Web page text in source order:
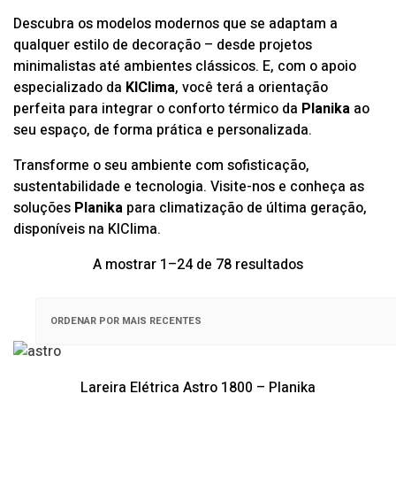
Assistência
Pós-venda
Descubra os modelos modernos que se adaptam a
qualquer estilo de decoração – desde projetos
minimalistas até ambientes clássicos. E, com o apoio
especializado da KlClima, você terá a orientação
perfeita para integrar o conforto térmico da Planika ao
seu espaço, de forma prática e personalizada.
Transforme o seu ambiente com sofisticação,
sustentabilidade e tecnologia. Visite-nos e conheça as
soluções Planika para climatização de última geração,
disponíveis na KlClima.
A mostrar 1–24 de 78 resultadosOrdenado
Lareira Elétrica Astro 1800 – Planika